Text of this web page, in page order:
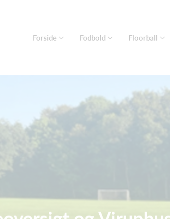
Forside Fodbold Floorball